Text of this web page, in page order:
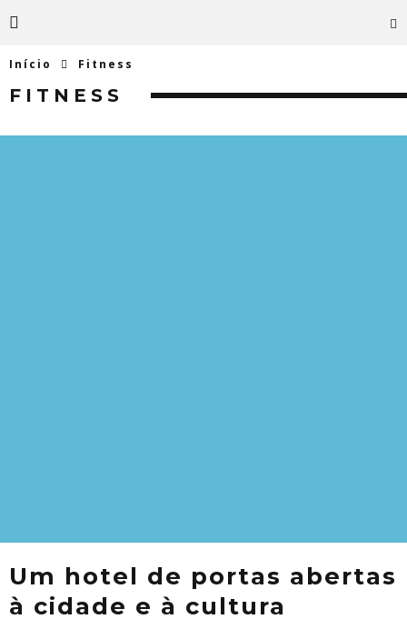
Início Fitness
FITNESS
Um hotel de portas abertas
à cidade e à cultura